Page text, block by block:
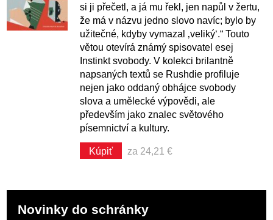
si ji přečetl, a já mu řekl, jen napůl v žertu,
že má v názvu jedno slovo navíc; bylo by
užitečné, kdyby vymazal ‚veliký‘.“ Touto
větou otevírá známý spisovatel esej
Instinkt svobody. V kolekci brilantně
napsaných textů se Rushdie profiluje
nejen jako oddaný obhájce svobody
slova a umělecké výpovědi, ale
především jako znalec světového
písemnictví a kultury.
Kúpiť za 24,21 €
Novinky do schránky